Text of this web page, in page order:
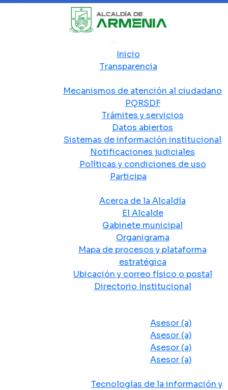
Inicio
Transparencia
Mecanismos de atención al ciudadano
PQRSDF
Trámites y servicios
Datos abiertos
Sistemas de información institucional
Notificaciones judiciales
Políticas y condiciones de uso
Participa
Acerca de la Alcaldía
El Alcalde
Gabinete municipal
Organigrama
Mapa de procesos y plataforma
estratégica
Ubicación y correo físico o postal
Directorio Institucional
Asesor (a)
Asesor (a)
Asesor (a)
Asesor (a)
Tecnologías de la información y